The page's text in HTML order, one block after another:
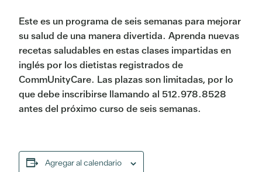
Este es un programa de seis semanas para mejorar
su salud de una manera divertida. Aprenda nuevas
recetas saludables en estas clases impartidas en
inglés por los dietistas registrados de
CommUnityCare. Las plazas son limitadas, por lo
que debe inscribirse llamando al 512.978.8528
antes del próximo curso de seis semanas.
Agregar al calendario